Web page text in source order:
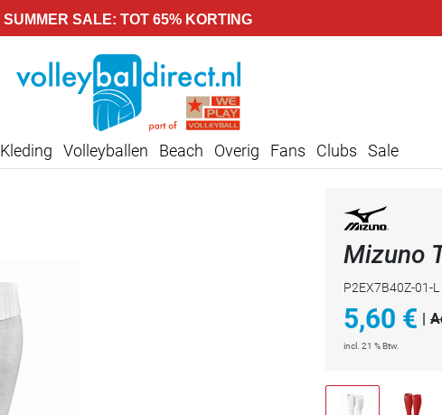
SUMMER SALE: TOT 65% KORTING
Kleding Volleyballen Beach Overig Fans Clubs Sale
Mizuno
P2EX7B40Z-01-L
5,60 € |
incl. 21 % Btw.